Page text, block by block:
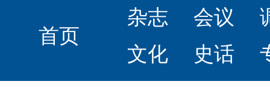
首页
杂志 会议
文化
史话